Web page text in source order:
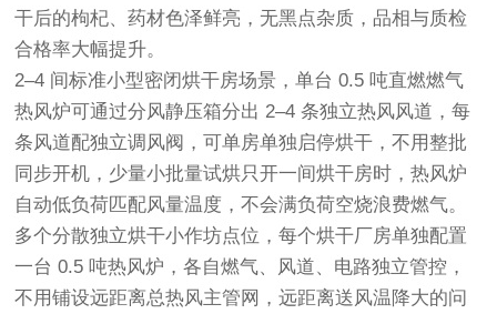
干后的枸杞、药材色泽鲜亮，无黑点杂质，品相与质检
合格率大幅提升。
2–4 间标准小型密闭烘干房场景，单台 0.5 吨直燃燃气
热风炉可通过分风静压箱分出 2–4 条独立热风风道，每
条风道配独立调风阀，可单房单独启停烘干，不用整批
同步开机，少量小批量试烘只开一间烘干房时，热风炉
自动低负荷匹配风量温度，不会满负荷空烧浪费燃气。
多个分散独立烘干小作坊点位，每个烘干厂房单独配置
一台 0.5 吨热风炉，各自燃气、风道、电路独立管控，
不用铺设远距离总热风主管网，远距离送风温降大的问